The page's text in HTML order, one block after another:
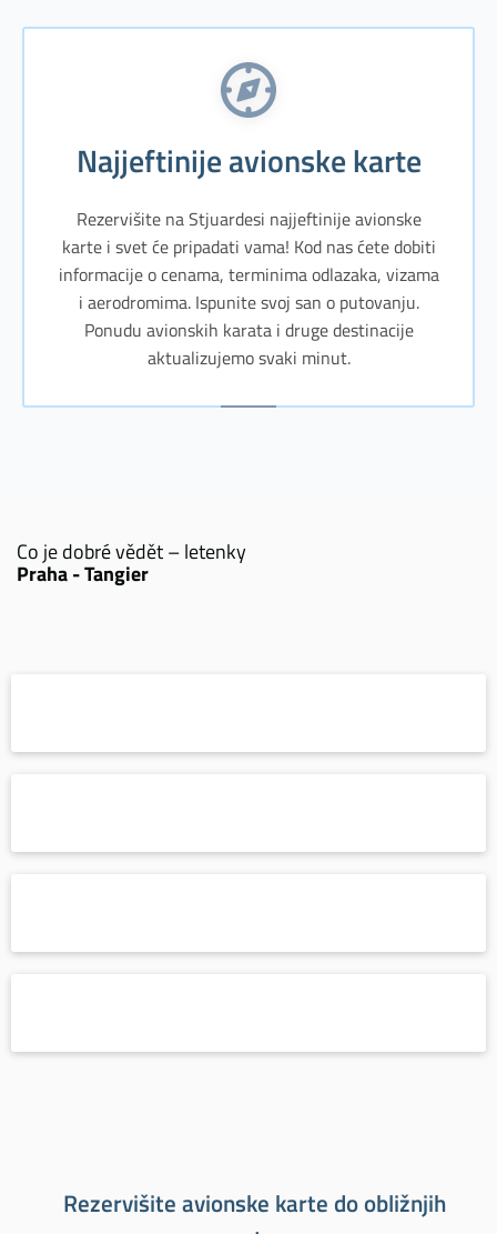
Najjeftinije avionske karte
Rezervišite na Stjuardesi najjeftinije avionske
karte i svet će pripadati vama! Kod nas ćete dobiti
informacije o cenama, terminima odlazaka, vizama
i aerodromima. Ispunite svoj san o putovanju.
Ponudu avionskih karata i druge destinacije
aktualizujemo svaki minut.
Co je dobré vědět – letenky
Praha - Tangier
Rezervišite avionske karte do obližnjih